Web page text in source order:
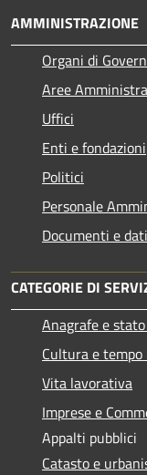
AMMINISTRAZIONE
Organi di
Aree
Uffici
Enti e fondazioni
Politici
Personale
Documenti e dati
CATEGORIE DI
Anagrafe e
Cultura e
Vita lavorativa
Imprese e
Appalti pubblici
Catasto e